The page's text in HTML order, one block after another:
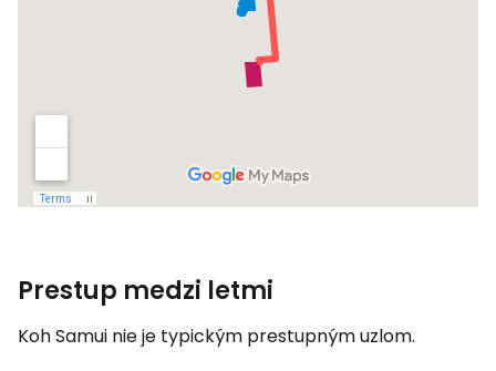
Prestup medzi letmi
Koh Samui nie je typickým prestupným uzlom.